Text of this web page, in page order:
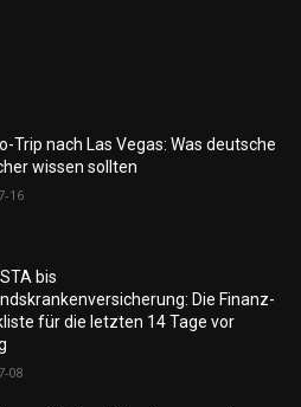
Trip nach Las Vegas: Was deutsche
wissen sollten
16
bis
Die Finanz-
für die letzten 14 Tage vor
08